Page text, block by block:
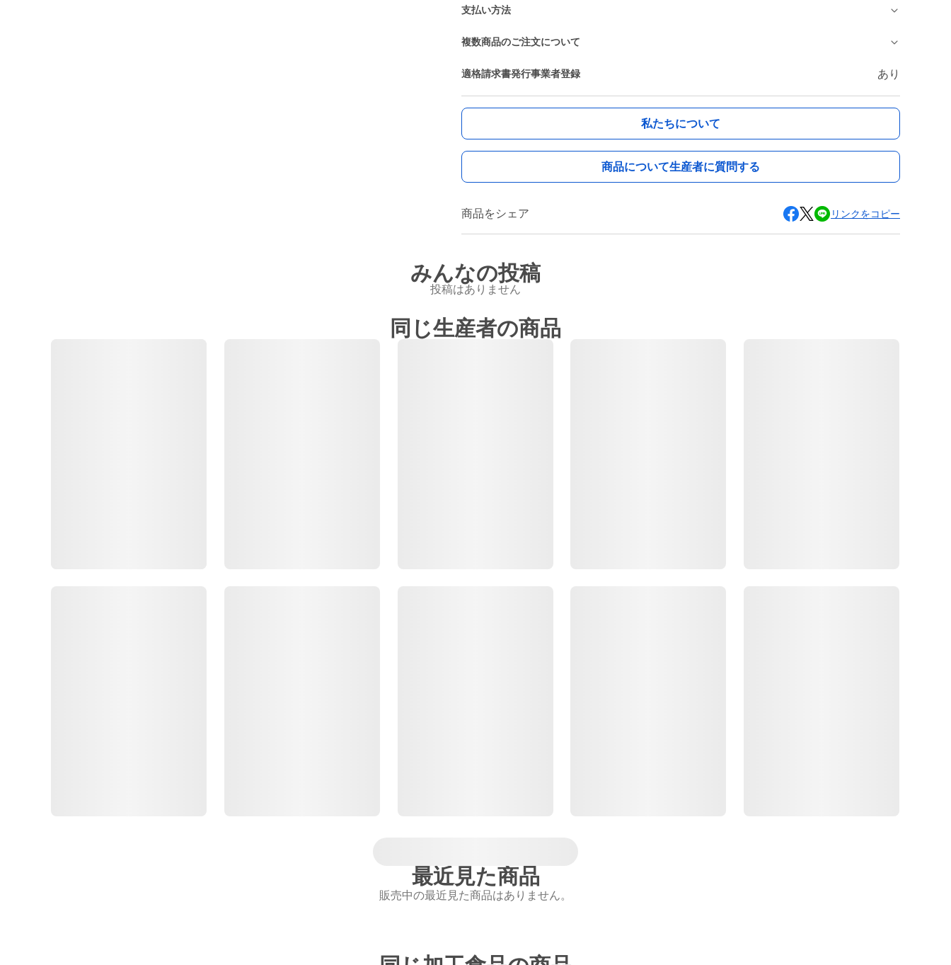
支払い方法
複数商品のご注文について
適格請求書発行事業者登録 あり
私たちについて
商品について生産者に質問する
商品をシェア リンクをコピー
みんなの投稿
投稿はありません
同じ生産者の商品
最近見た商品
販売中の最近見た商品はありません。